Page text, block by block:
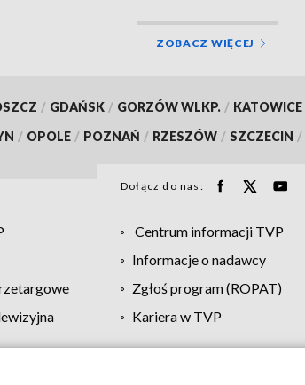
ZOBACZ WIĘCEJ
/ GDAŃSK / GORZÓW WLKP. / KATOWICE
/ OPOLE / POZNAŃ / RZESZÓW / SZCZECIN /
Dołącz do nas:
Centrum informacji TVP
Informacje o nadawcy
Zgłoś program (ROPAT)
Kariera w TVP